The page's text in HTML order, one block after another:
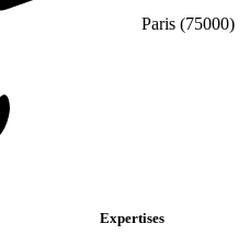
Paris (75000)
Expertises